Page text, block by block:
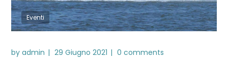
Eventi
byadmin 29 Giugno 2021 0 comments